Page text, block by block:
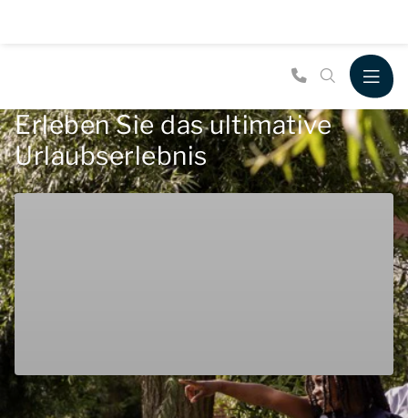
Erleben Sie das ultimative
Urlaubserlebnis